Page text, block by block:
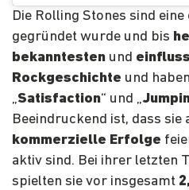
Die Rolling Stones sind eine
gegründet wurde und bis
bekanntesten und
Rockgeschichte und
„Satisfaction“ und „
Beeindruckend ist, dass sie
kommerzielle Erfolge
aktiv sind. Bei ihrer letzten
spielten sie vor insgesamt